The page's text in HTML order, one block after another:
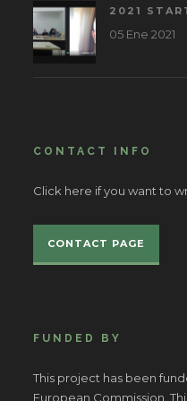
2021
05 Ene 2021
CONTACT INFO
Click here if you want to
CONTACT PAGE
FUNDED BY
This project has been
European Commission.